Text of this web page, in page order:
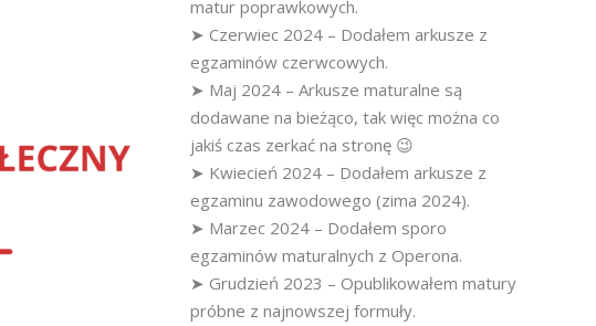
matur poprawkowych.
➤ Czerwiec 2024 – Dodałem arkusze z
egzaminów czerwcowych.
➤ Maj 2024 – Arkusze maturalne są
dodawane na bieżąco, tak więc można co
jakiś czas zerkać na stronę 😉
➤ Kwiecień 2024 – Dodałem arkusze z
egzaminu zawodowego (zima 2024).
➤ Marzec 2024 – Dodałem sporo
egzaminów maturalnych z Operona.
➤ Grudzień 2023 – Opublikowałem matury
próbne z najnowszej formuły.